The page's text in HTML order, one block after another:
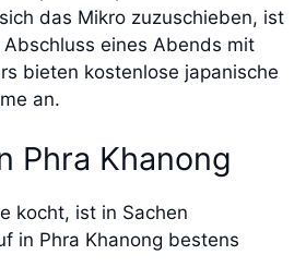
das Mikro zuzuschieben, ist
eines Abends mit
bieten kostenlose japanische
an.
Phra Khanong
kocht, ist in Sachen
in Phra Khanong bestens